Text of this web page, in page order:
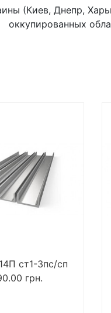
(Киев, Днепр,
оккупированных
ст1-3пс/сп
грн.